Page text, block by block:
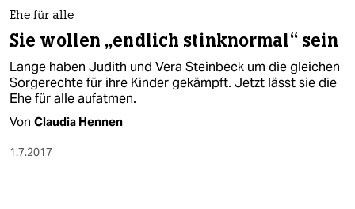
nord
wahrheit
verlag
Ehe für alle
Sie wollen „endlich stinknormal“ sein
Lange haben Judith und Vera Steinbeck um die gleichen
Sorgerechte für ihre Kinder gekämpft. Jetzt lässt sie die
Ehe für alle aufatmen.
Von Claudia Hennen
1.7.2017